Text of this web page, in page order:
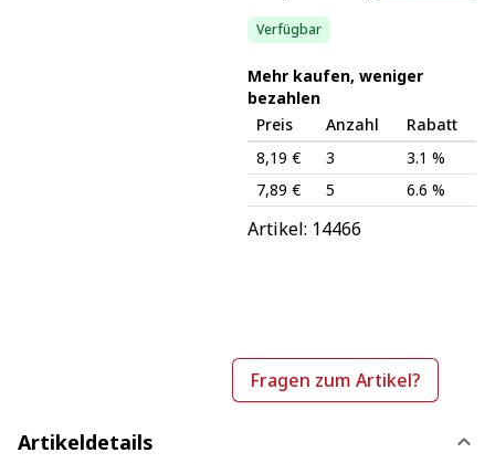
Verfügbar
Mehr kaufen, weniger
bezahlen
Preis
Anzahl
Rabatt
8,19 €
3
3.1 %
7,89 €
5 6.6 %
Artikel: 14466
Fragen zum Artikel?
Artikeldetails